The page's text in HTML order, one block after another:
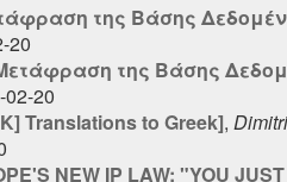
της Βάσης
20
της Βάσης
20
Translations to Greek],
NEW IP LAW: "YOU